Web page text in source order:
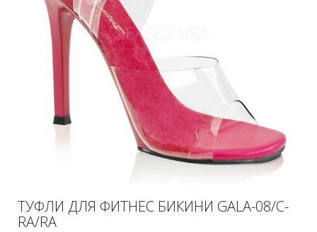
ТУФЛИ ДЛЯ ФИТНЕС БИКИНИ GALA-08/C-
RA/RA